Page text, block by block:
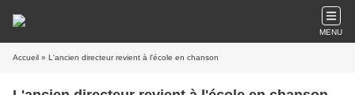
MENU
Accueil » L'ancien directeur revient à l'école en chanson